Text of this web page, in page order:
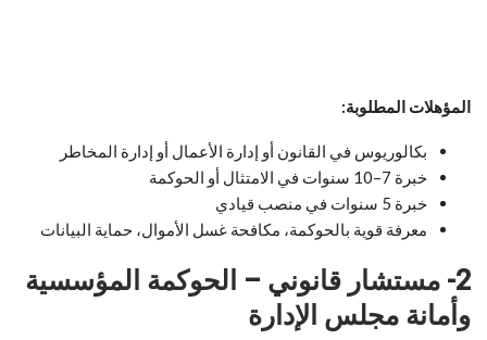
المؤهلات المطلوبة:
بكالوريوس في القانون أو إدارة الأعمال أو إدارة المخاطر
خبرة 7–10 سنوات في الامتثال أو الحوكمة
خبرة 5 سنوات في منصب قيادي
معرفة قوية بالحوكمة، مكافحة غسل الأموال، حماية البيانات
2- مستشار قانوني – الحوكمة المؤسسية
وأمانة مجلس الإدارة